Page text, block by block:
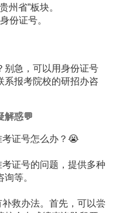
州省”板块。
份证号。
别急，可以用身份证号
系报考院校的研招办咨
解惑💬
考证号怎么办？😭
证号的问题，提供多种
等。
救办法。首先，可以尝